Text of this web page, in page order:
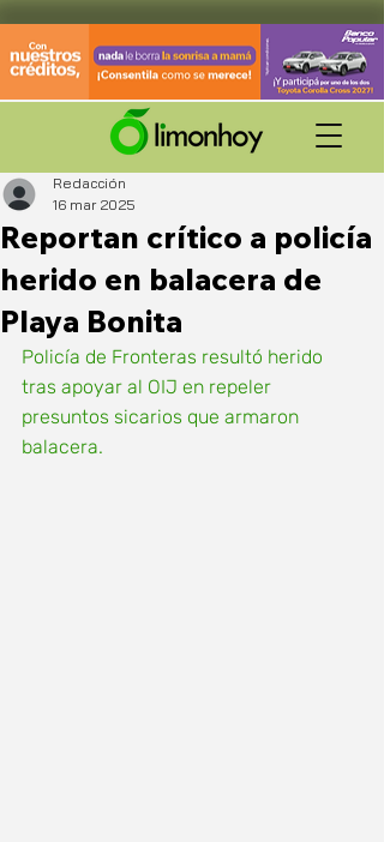
Reportan crítico a policía
herido en balacera de
Playa Bonita
Redacción
16 mar 2025
Policía de Fronteras resultó herido
tras apoyar al OIJ en repeler
presuntos sicarios que armaron
balacera.